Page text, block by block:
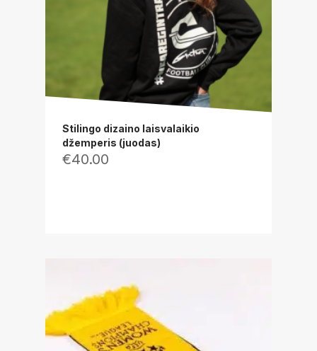
Stilingo dizaino laisvalaikio
džemperis (juodas)
€40.00